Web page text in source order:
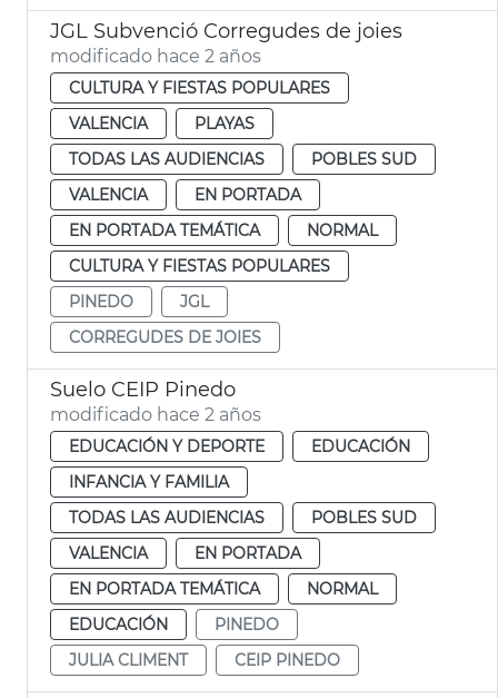
JGL Subvenció Corregudes de joies
modificado hace 2 años
CULTURA Y FIESTAS POPULARES
VALENCIA
PLAYAS
TODAS LAS AUDIENCIAS
POBLES SUD
VALENCIA
EN PORTADA
EN PORTADA TEMÁTICA
NORMAL
CULTURA Y FIESTAS POPULARES
PINEDO
JGL
CORREGUDES DE JOIES
Suelo CEIP Pinedo
modificado hace 2 años
EDUCACIÓN Y DEPORTE
EDUCACIÓN
INFANCIA Y FAMILIA
TODAS LAS AUDIENCIAS
POBLES SUD
VALENCIA
EN PORTADA
EN PORTADA TEMÁTICA
NORMAL
EDUCACIÓN
PINEDO
JULIA CLIMENT
CEIP PINEDO